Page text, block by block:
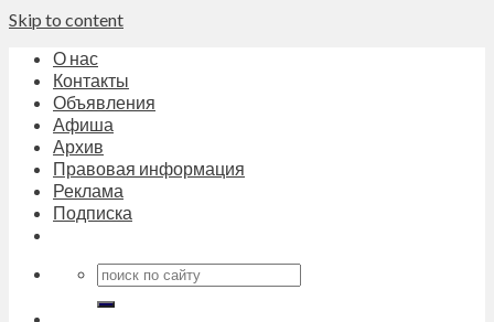
Skip to content
О нас
Контакты
Объявления
Афиша
Архив
Правовая информация
Реклама
Подписка